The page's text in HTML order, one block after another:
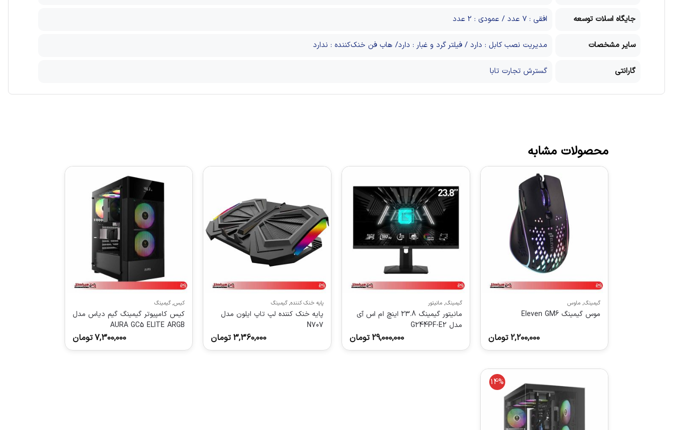
جایگاه اسلات توسعه افقی : 7 عدد / عمودی : 2 عدد
سایر مشخصات مدیریت نصب کابل : دارد / فیلتر گرد و غبار : دارد/ هاب فن خنک‌کننده : ندارد
گارانتی گسترش تجارت تابا
محصولات مشابه
گیمینگ, ماوس
موس گیمینگ Eleven GM6
2,200,000 تومان
گیمینگ,مانیتور
مانیتور گیمینگ 23.8 اینچ ام اس آی
مدل G244PF-E2
29,000,000 تومان
پایه خنک کننده,گیمینگ
پایه خنک کننده لپ تاپ ایلون مدل
N707
3,360,000 تومان
کیس,گیمینگ
کیس کامپیوتر گیمینگ گیم دیاس مدل
AURA GC5 ELITE ARGB
7,300,000تومان
14%